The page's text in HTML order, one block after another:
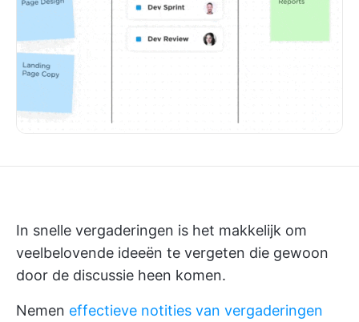
In snelle vergaderingen is het makkelijk om
veelbelovende ideeën te vergeten die gewoon
door de discussie heen komen.
Nemen effectieve notities van vergaderingen